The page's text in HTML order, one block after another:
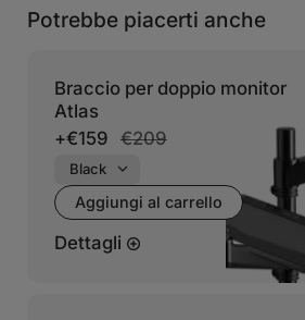
Potrebbe piacerti anche
Braccio per doppio monitor
Atlas
+€159 €209
Aggiungi al carrello
Dettagli